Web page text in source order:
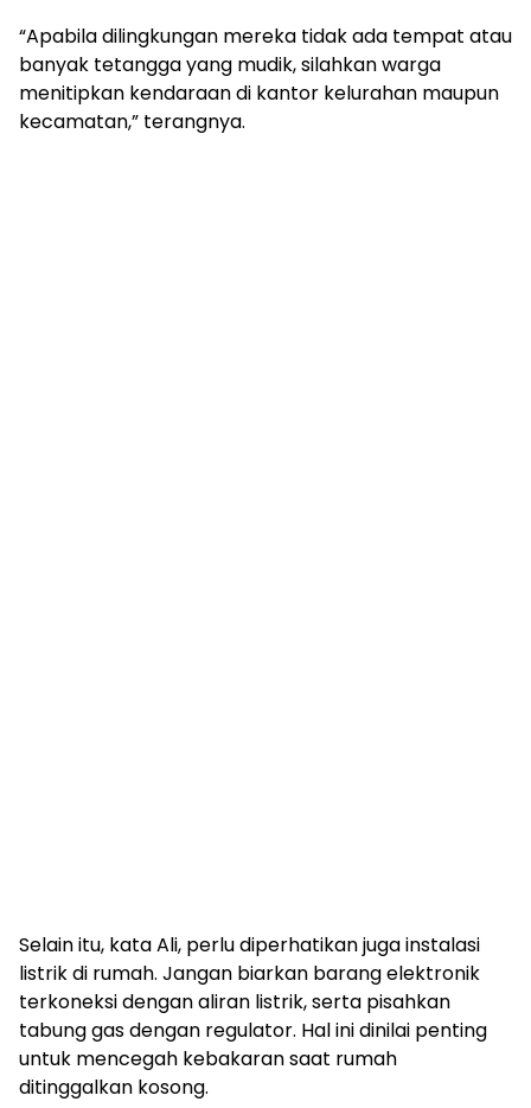
edukasi,
gaya
hidup,
hiburan,
bebas
“Apabila dilingkungan mereka tidak ada tempat atau
banyak tetangga yang mudik, silahkan warga
menitipkan kendaraan di kantor kelurahan maupun
kecamatan,” terangnya.
Selain itu, kata Ali, perlu diperhatikan juga instalasi
listrik di rumah. Jangan biarkan barang elektronik
terkoneksi dengan aliran listrik, serta pisahkan
tabung gas dengan regulator. Hal ini dinilai penting
untuk mencegah kebakaran saat rumah
ditinggalkan kosong.